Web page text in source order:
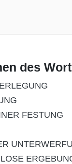
des
FESTUNG